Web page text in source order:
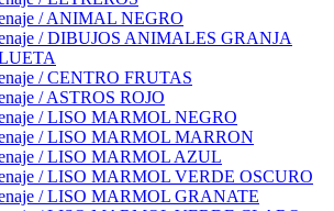
/ ANIMAL NEGRO
/ DIBUJOS ANIMALES GRANJA
/ CENTRO FRUTAS
/ ASTROS ROJO
/ LISO MARMOL NEGRO
/ LISO MARMOL MARRON
/ LISO MARMOL AZUL
/ LISO MARMOL VERDE OSCURO
/ LISO MARMOL GRANATE